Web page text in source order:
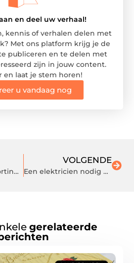
en deel uw verhaal!
kennis of verhalen delen met
Met ons platform krijg je de
publiceren en te delen met
zijn in jouw content.
en laat je stem horen!
u vandaag nog
Sonos Five met korting aanschaffen? Het kan hier!
VOLGENDE
Een elektricien nodig en is er spoed bij?
gerelateerde